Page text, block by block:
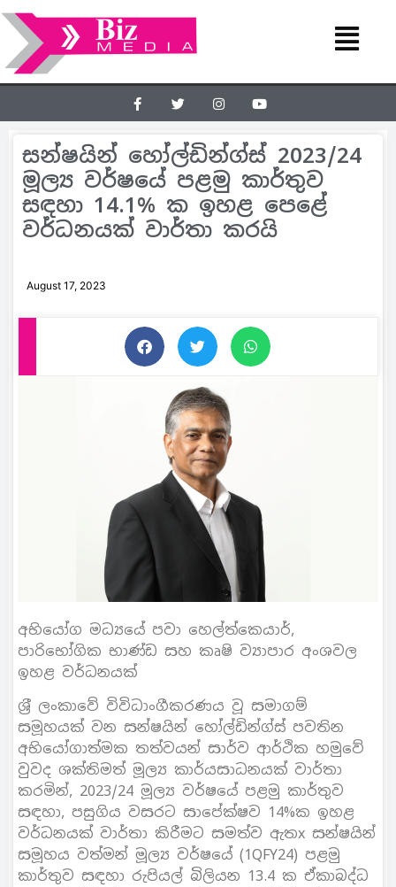
සන්ෂයින් හෝල්ඩින්ග්ස් 2023/24
මූල්‍ය වර්ෂයේ පළමු කාර්තුව
සඳහා 14.1% ක ඉහළ පෙළේ
වර්ධනයක් වාර්තා කරයි
August 17, 2023
අභියෝග මධ්‍යයේ පවා හෙල්ත්කෙයාර්,
පාරිභෝගික භාණ්ඩ සහ කෘෂි ව්‍යාපාර අංශවල
ඉහළ වර්ධනයක්
ශ‍්‍රී ලංකාවේ විවිධාංගීකරණය වූ සමාගම්
සමූහයක් වන සන්ෂයින් හෝල්ඩින්ග්ස් පවතින
අභියෝගාත්මක තත්වයන් සාර්ව ආර්ථික හමුවේ
වුවද ශක්තිමත් මූල්‍ය කාර්යසාධනයක් වාර්තා
කරමින්, 2023/24 මූල්‍ය වර්ෂයේ පළමු කාර්තුව
සඳහා, පසුගිය වසරට සාපේක්ෂව 14%ක ඉහළ
වර්ධනයක් වාර්තා කිරීමට සමත්ව ඇතx සන්ෂයින්
සමූහය වත්මන් මූල්‍ය වර්ෂයේ (1QFY24) පළමු
කාර්තුව සඳහා රුපියල් බිලියන 13.4 ක ඒකාබද්ධ